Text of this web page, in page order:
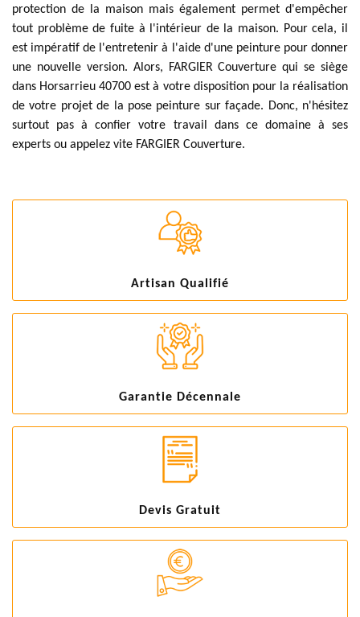
protection de la maison mais également permet d'empêcher
tout problème de fuite à l'intérieur de la maison. Pour cela, il
est impératif de l'entretenir à l'aide d'une peinture pour donner
une nouvelle version. Alors, FARGIER Couverture qui se siège
dans Horsarrieu 40700 est à votre disposition pour la réalisation
de votre projet de la pose peinture sur façade. Donc, n'hésitez
surtout pas à confier votre travail dans ce domaine à ses
experts ou appelez vite FARGIER Couverture.
Artisan Qualifié
Garantie Décennale
Devis Gratuit